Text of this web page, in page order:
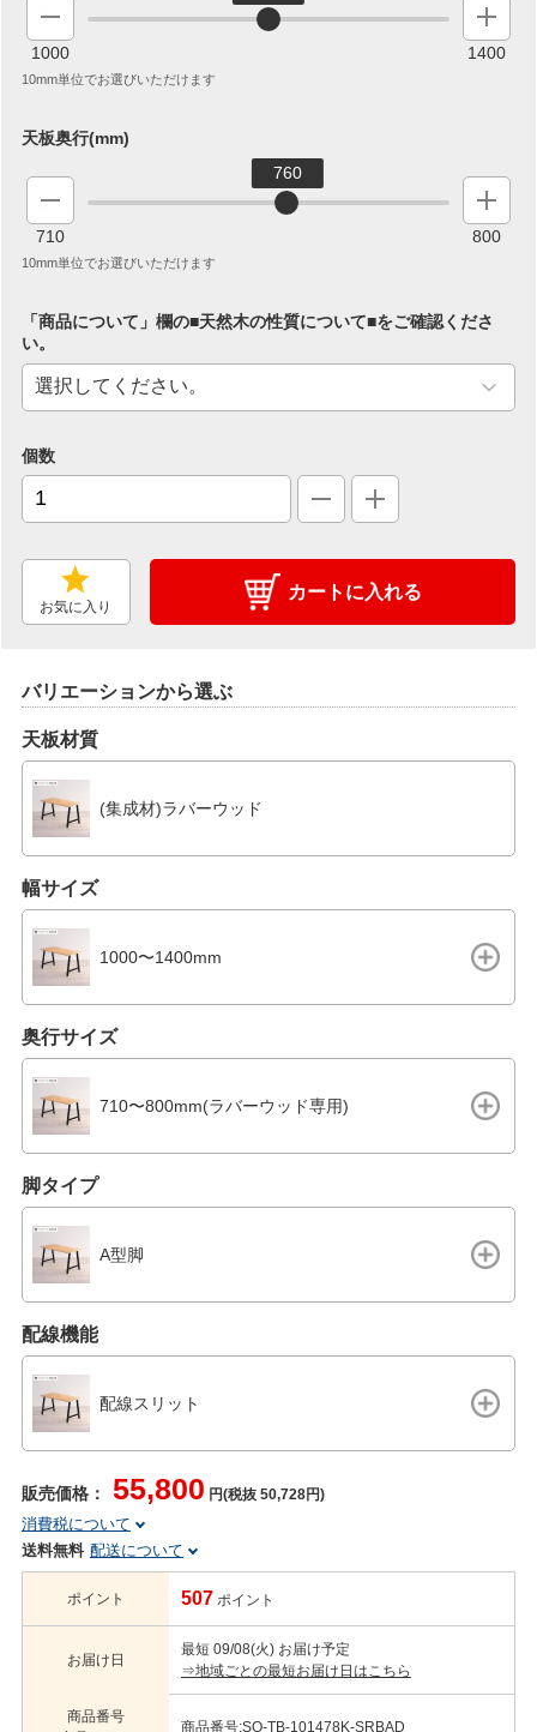
1000 1400
10mm単位でお選びいただけます
天板奥行(mm)
710
760
800
10mm単位でお選びいただけます
「商品について」欄の■天然木の性質について■をご確認くださ
い。
個数
お気に入り
カートに入れる
バリエーションから選ぶ
天板材質
(集成材)ラバーウッド
幅サイズ
1000〜1400mm
奥行サイズ
710〜800mm(ラバーウッド専用)
脚タイプ
A型脚
配線機能
配線スリット
販売価格： 55,800 円(税抜 50,728円)
消費税について
送料無料 配送について
ポイント 507 ポイント
お届け日
最短 09/08(火) お届け予定
⇒地域ごとの最短お届け日はこちら
商品番号
商品番号:SO-TB-101478K-SRBAD